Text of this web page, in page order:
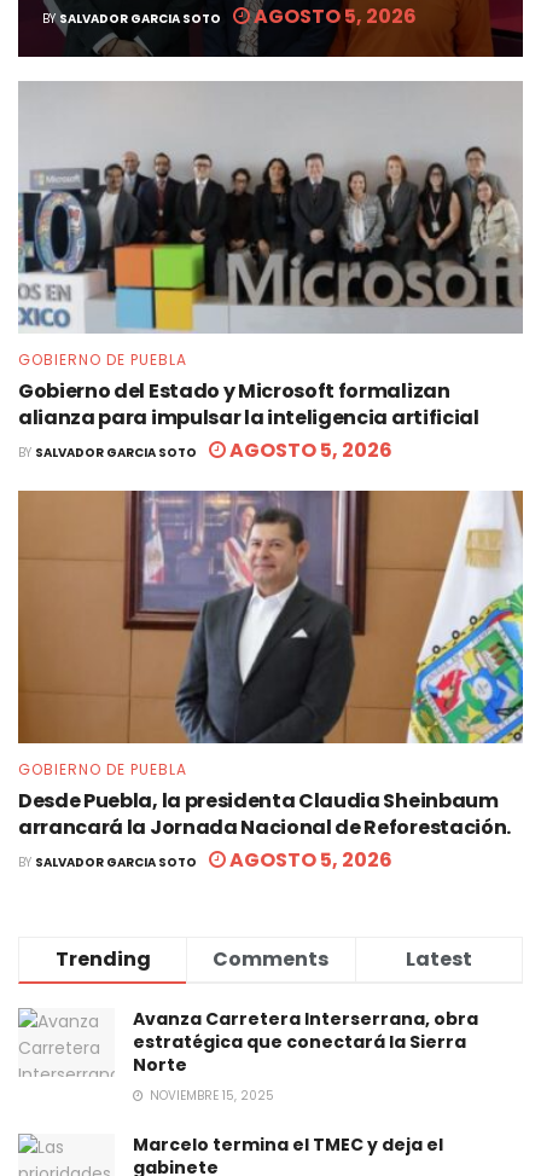
BY SALVADOR GARCIA SOTO AGOSTO 5, 2026
GOBIERNO DE PUEBLA
Gobierno del Estado y Microsoft formalizan
alianza para impulsar la inteligencia artificial
BY SALVADOR GARCIA SOTO AGOSTO 5, 2026
GOBIERNO DE PUEBLA
Desde Puebla, la presidenta Claudia Sheinbaum
arrancará la Jornada Nacional de Reforestación.
BY SALVADOR GARCIA SOTO AGOSTO 5, 2026
Trending Comments Latest
Avanza Carretera Interserrana, obra
estratégica que conectará la Sierra
Norte
NOVIEMBRE 15, 2025
Marcelo termina el TMEC y deja el
gabinete